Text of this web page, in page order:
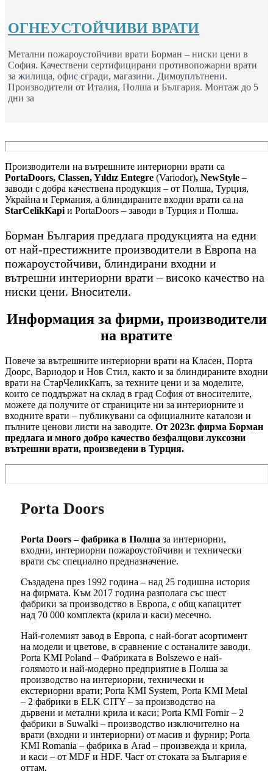
ОГНЕУСТОЙЧИВИ ВРАТИ
Метални пожароустойчиви врати Борман – ниски цени в
София. Качествени сертифицирани противопожарни врати
за жилища, офис сгради, магазини. Димоуплътнени.
Производители от Италия, Полша и България. Монтаж до 5
дни за
Производители на вътрешните интериорни врати са
PortaDoors, Classen, Yıldız Entegre (Variodor), NewStyle –
заводи с добра качествена продукция – от Полша, Турция,
Украйна и Германия, а блиндираните входни врати са на
StarCelikKapi и PortaDoors – заводи в Турция и Полша.
Борман България предлага продукцията на едни
от най-престижните производители в Европа на
пожароустойчиви, блиндирани входни и
вътрешни интериорни врати – високо качество на
ниски цени. Вносители.
Информация за фирми, производители
на вратите
Повече за вътрешните интериорни врати на Класен, Порта
Доорс, Вариодор и Нов Стил, както и за блиндираните входни
врати на СтарЧеликКапъ, за техните цени и за моделите,
които се поддържат на склад в град София от вносителите,
можете да получите от страниците ни за интериорните и
входните врати – публикувани са официалните каталози и
пълните ценови листи на заводите. От 2023г. фирма Борман
предлага и много добро качество безфалцови луксозни
вътрешни врати, произведени в Турция.
Porta Doors
Porta Doors – фабрика в Полша за интериорни,
входни, интериорни пожароустойчиви и технически
врати със специално предназначение.
Създадена през 1992 година – над 25 годишна история
на фирмата. Към 2017 година разполага със шест
фабрики за производство в Европа, с общ капацитет
над 70 000 комплекта (крила и каси) месечно.
Най-големият завод в Европа, с най-богат асортимент
на модели и цветове, в сравнение с останалите заводи.
Porta KMI Poland – Фабриката в Bolszewo е най-
голямото и най-модерно предприятие в Полша за
производство на интериорни, технически и
екстериорни врати; Porta KMI System, Porta KMI Metal
– 2 фабрики в ELK CITY – за производство на
дървени и метални крила и каси; Porta KMI Fornir – 2
фабрики в Suwalki – производство изключително на
врати (входни и интериорни) от масив и фурнир; Porta
KMI Romania – фабрика в Arad – произвежда и крила,
и каси – от MDF и HDF. Част от стоката за България е
оттам.